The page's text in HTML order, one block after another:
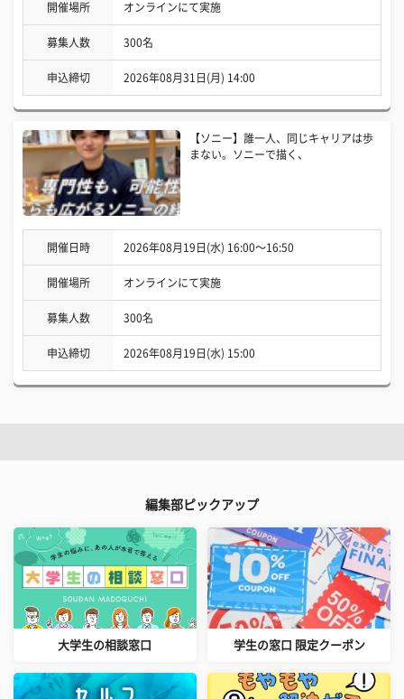
開催場所 オンラインにて実施
募集人数 300名
申込締切 2026年08月31日(月) 14:00
【ソニー】誰一人、同じキャリアは歩
まない。ソニーで描く、
開催日時 2026年08月19日(水) 16:00〜16:50
開催場所 オンラインにて実施
募集人数 300名
申込締切 2026年08月19日(水) 15:00
編集部ピックアップ
大学生の相談窓口 学生の窓口 限定クーポン